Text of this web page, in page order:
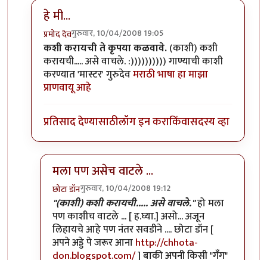
हे मी...
प्रमोद देवगुरुवार, 10/04/2008 19:05
In reply toनावनोंदणीbyमनस्वी
कशी करायची ते कृपया कळवावे.(काशी) कशी
करायची..... असे वाचले. :)))))))))) गाण्याची काशी
करण्यात 'मास्टर' गुरुदेवमराठी भाषा हा माझा
प्राणवायू आहे
प्रतिसाद देण्यासाठीलॉग इन कराकिंवासदस्य व्हा
मला पण असेच वाटले ...
छोटा डॉनगुरुवार, 10/04/2008 19:12
In reply toहे मी...byप्रमोद देव
"(काशी) कशी करायची..... असे वाचले."हो मला
पण काशीच वाटले ... [ ह.घ्या.] असो... अजून
लिहायचे आहे पण नंतर सवडीने .... छोटा डॉन [
अपने अड्डे पे जरूर आनाhttp://chhota-
don.blogspot.com/] बाकी अपनी किसी "गँग"